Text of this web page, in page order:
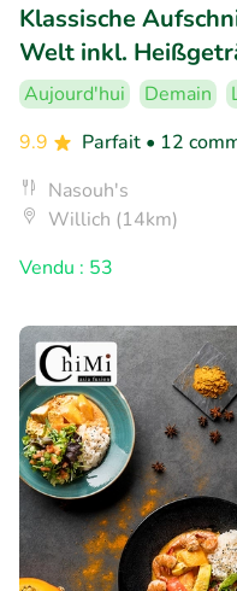
Klassische
Welt inkl.
Aujourd'hui Demain
9.9
Parfait • 12
Nasouh's
Willich (14km)
Vendu : 53